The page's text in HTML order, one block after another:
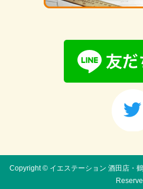
Copyright © イエステーション 酒田店・